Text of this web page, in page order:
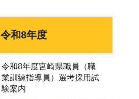
令和8年度
令和8年度宮崎県職員（職
業訓練指導員）選考採用試
験案内